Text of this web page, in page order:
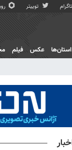
توییتر
استان‌ها عکس فیلم